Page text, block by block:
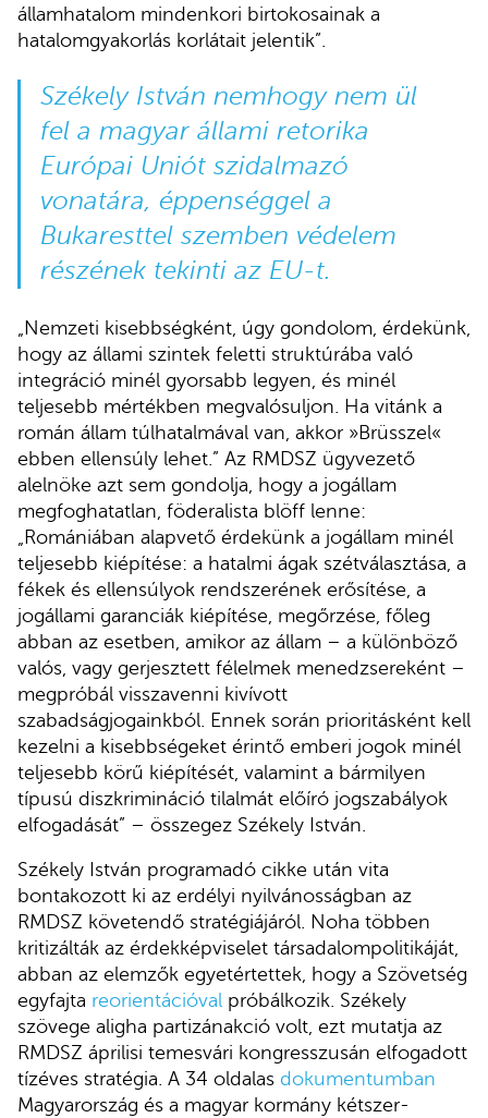
államhatalom mindenkori birtokosainak a
hatalomgyakorlás korlátait jelentik”.
Székely István nemhogy nem ül
fel a magyar állami retorika
Európai Uniót szidalmazó
vonatára, éppenséggel a
Bukaresttel szemben védelem
részének tekinti az EU-t.
„Nemzeti kisebbségként, úgy gondolom, érdekünk,
hogy az állami szintek feletti struktúrába való
integráció minél gyorsabb legyen, és minél
teljesebb mértékben megvalósuljon. Ha vitánk a
román állam túlhatalmával van, akkor »Brüsszel«
ebben ellensúly lehet.” Az RMDSZ ügyvezető
alelnöke azt sem gondolja, hogy a jogállam
megfoghatatlan, föderalista blöff lenne:
„Romániában alapvető érdekünk a jogállam minél
teljesebb kiépítése: a hatalmi ágak szétválasztása, a
fékek és ellensúlyok rendszerének erősítése, a
jogállami garanciák kiépítése, megőrzése, főleg
abban az esetben, amikor az állam – a különböző
valós, vagy gerjesztett félelmek menedzsereként –
megpróbál visszavenni kivívott
szabadságjogainkból. Ennek során prioritásként kell
kezelni a kisebbségeket érintő emberi jogok minél
teljesebb körű kiépítését, valamint a bármilyen
típusú diszkrimináció tilalmát előíró jogszabályok
elfogadását” – összegez Székely István.
Székely István programadó cikke után vita
bontakozott ki az erdélyi nyilvánosságban az
RMDSZ követendő stratégiájáról. Noha többen
kritizálták az érdekképviselet társadalompolitikáját,
abban az elemzők egyetértettek, hogy a Szövetség
egyfajta reorientációval próbálkozik. Székely
szövege aligha partizánakció volt, ezt mutatja az
RMDSZ áprilisi temesvári kongresszusán elfogadott
tízéves stratégia. A 34 oldalas dokumentumban
Magyarország és a magyar kormány kétszer-